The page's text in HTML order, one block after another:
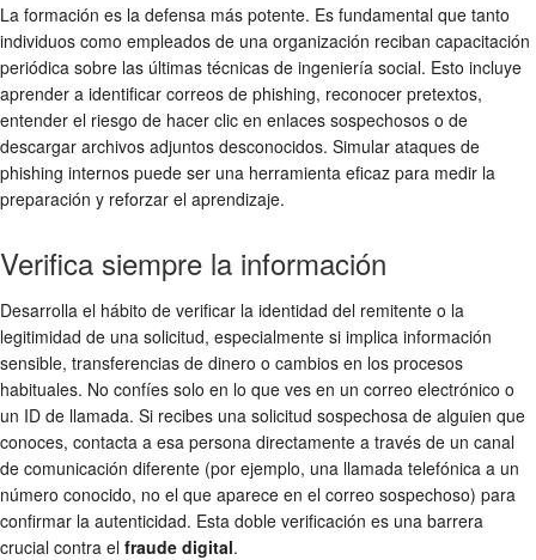
La formación es la defensa más potente. Es fundamental que tanto
individuos como empleados de una organización reciban capacitación
periódica sobre las últimas técnicas de ingeniería social. Esto incluye
aprender a identificar correos de phishing, reconocer pretextos,
entender el riesgo de hacer clic en enlaces sospechosos o de
descargar archivos adjuntos desconocidos. Simular ataques de
phishing internos puede ser una herramienta eficaz para medir la
preparación y reforzar el aprendizaje.
Verifica siempre la información
Desarrolla el hábito de verificar la identidad del remitente o la
legitimidad de una solicitud, especialmente si implica información
sensible, transferencias de dinero o cambios en los procesos
habituales. No confíes solo en lo que ves en un correo electrónico o
un ID de llamada. Si recibes una solicitud sospechosa de alguien que
conoces, contacta a esa persona directamente a través de un canal
de comunicación diferente (por ejemplo, una llamada telefónica a un
número conocido, no el que aparece en el correo sospechoso) para
confirmar la autenticidad. Esta doble verificación es una barrera
crucial contra el fraude digital.